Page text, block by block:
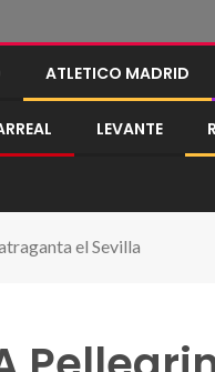
ATLETICO MADRID
LEVANTE
el Sevilla